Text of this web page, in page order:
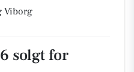
Viborg
solgt for